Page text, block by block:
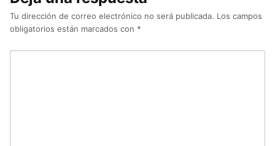
Tu dirección de correo electrónico no será publicada. Los campos
obligatorios están marcados con *